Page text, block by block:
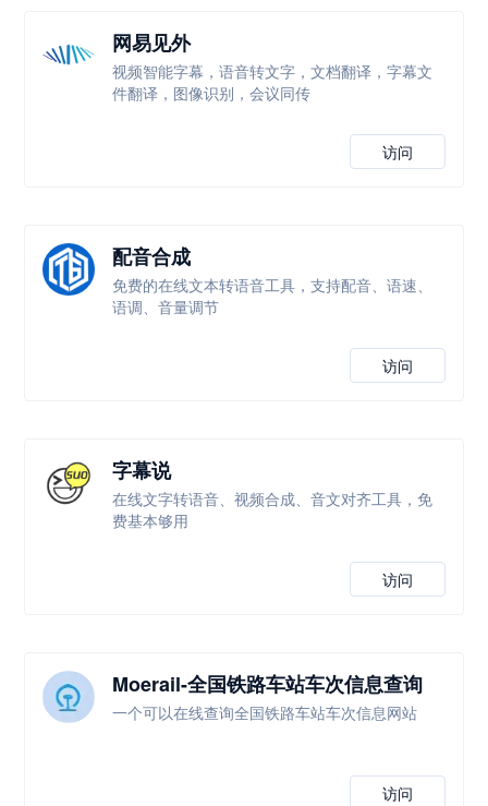
网易见外
视频智能字幕，语音转文字，文档翻译，字幕文
件翻译，图像识别，会议同传
访问
配音合成
免费的在线文本转语音工具，支持配音、语速、
语调、音量调节
访问
字幕说
在线文字转语音、视频合成、音文对齐工具，免
费基本够用
访问
Moerail-全国铁路车站车次信息查询
一个可以在线查询全国铁路车站车次信息网站
访问